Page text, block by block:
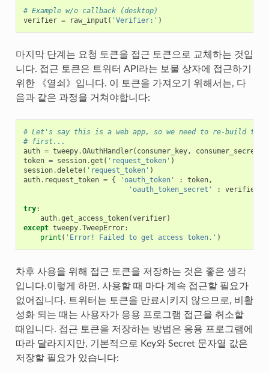
# Example w/o callback (desktop)
verifier = raw_input ( 'Verifier:' )
마지막 단계는 요청 토큰을 접근 토큰으로 교체하는 것입
니다. 접근 토큰은 트위터 API라는 보물 상자에 접근하기
위한 《열쇠》입니다. 이 토큰을 가져오기 위해서는, 다
음과 같은 과정을 거쳐야합니다:
# Let's say this is a web app, so we need to re-build the
# first...
auth = tweepy.OAuthHandler( consumer_key, consumer_secret
token = session.get ( 'request_token' )
session.delete( 'request_token' )
auth. request_token = { 'oauth_token' : token,
'oauth_token_secret'
: verifier
try:
auth.get_access_token(verifier)
except tweepy.TweepError:
print ( 'Error! Failed to get access token.' )
차후 사용을 위해 접근 토큰을 저장하는 것은 좋은 생각
입니다.이렇게 하면, 사용할 때 마다 계속 접근할 필요가
없어집니다. 트위터는 토큰을 만료시키지 않으므로, 비활
성화 되는 때는 사용자가 응용 프로그램 접근을 취소할
때입니다. 접근 토큰을 저장하는 방법은 응용 프로그램에
따라 달라지지만, 기본적으로 Key와 Secret 문자열 값은
저장할 필요가 있습니다: